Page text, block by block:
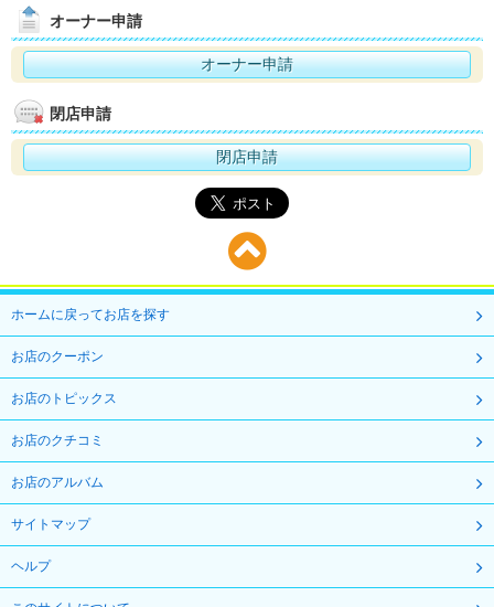
オーナー申請
オーナー申請
閉店申請
閉店申請
ホームに戻ってお店を探す
お店のクーポン
お店のトピックス
お店のクチコミ
お店のアルバム
サイトマップ
ヘルプ